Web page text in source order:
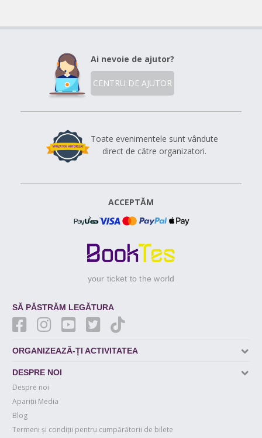
Ai nevoie de ajutor?
CENTRU DE AJUTOR
Toate evenimentele sunt vândute
direct de către organizatori.
ACCEPTĂM
your ticket to the world
SĂ PĂSTRĂM LEGĂTURA
ORGANIZEAZĂ-ȚI ACTIVITATEA
DESPRE NOI
Despre noi
Apariții Media
Blog
Termeni și condiții pentru cumpărătorii de bilete